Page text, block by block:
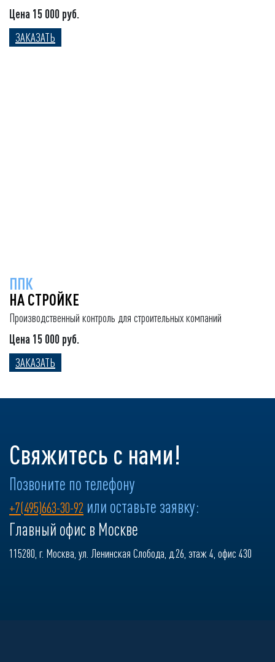
Цена 15 000 руб.
ЗАКАЗАТЬ
ППК
НА СТРОЙКЕ
Производственный контроль для строительных компаний
Цена 15 000 руб.
ЗАКАЗАТЬ
Свяжитесь с нами!
Позвоните по телефону
+7(495)663-30-92 или оставьте заявку:
Главный офис в Москве
115280, г. Москва, ул. Ленинская Слобода, д.26, этаж 4, офис 430